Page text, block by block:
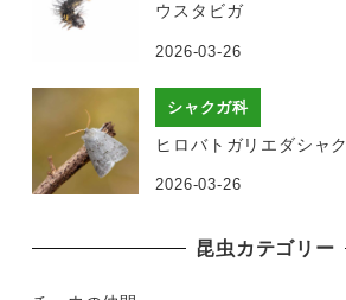
ウスタビガ
2026-03-26
シャクガ科
ヒロバトガリエダシャク
2026-03-26
昆虫カテゴリー